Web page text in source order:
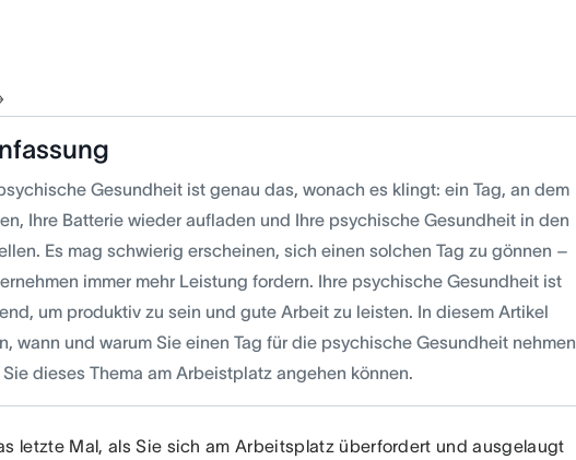
Gesundheit ist genau das, wonach es klingt: ein Tag, an dem
Ihre Batterie wieder aufladen und Ihre psychische Gesundheit in den
Es mag schwierig erscheinen, sich einen solchen Tag zu gönnen –
immer mehr Leistung fordern. Ihre psychische Gesundheit ist
um produktiv zu sein und gute Arbeit zu leisten. In diesem Artikel
wann und warum Sie einen Tag für die psychische Gesundheit nehmen
dieses Thema am Arbeistplatz angehen können.
letzte Mal, als Sie sich am Arbeitsplatz überfordert und ausgelaugt